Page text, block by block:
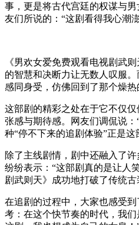
事，更是将古代宫廷的权谋与
友们所说的：“这剧看得我心潮
《男欢女爱免费观看电视剧武
的智慧和决断力让无数人叹服
感同身受，仿佛回到了那个燥
这部剧的精彩之处在于它不仅
张感与期待感。网友们调侃说
种“停不下来的追剧体验”正是这
除了主线剧情，剧中还融入了
纷纷表示：“这部剧真的是让人
剧武则天》成功地打破了传统
在追剧的过程中，大家也感受
考：在这个快节奏的时代，我